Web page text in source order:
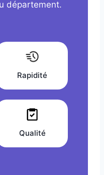
département.
Rapidité
Qualité